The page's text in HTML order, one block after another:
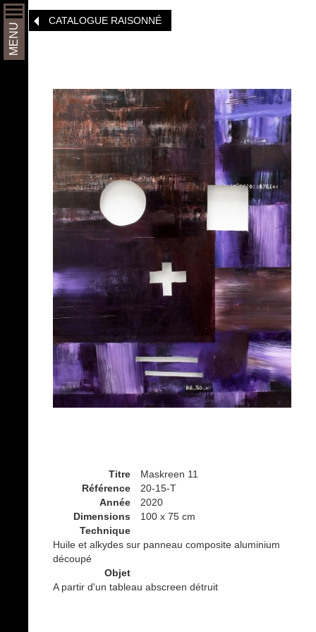
Aller
au
contenu
principal
MENU
CATALOGUE RAISONNÉ
Titre
Maskreen 11
Référence
20-15-T
Année
2020
Dimensions
100 x 75 cm
Technique
Huile et alkydes sur panneau composite aluminium
découpé
Objet
A partir d'un tableau abscreen détruit